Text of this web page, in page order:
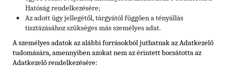
Hatóság rendelkezésére;
Az adott ügy jellegétől, tárgyától függően a tényállás
tisztázásához szükséges más személyes adat.
A személyes adatok az alábbi forrásokból juthatnak az Adatkezelő
tudomására, amennyiben azokat nem az érintett bocsátotta az
Adatkezelő rendelkezésére: